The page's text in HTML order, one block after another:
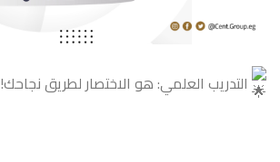
التدريب العلمي: هو الاختصار لطريق نجاحك!